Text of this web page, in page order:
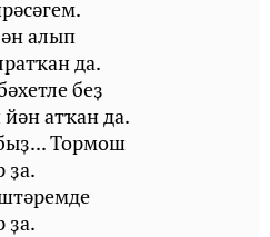
алып
да.
беҙ
атҡан да.
Тормош
ҙа.
ҙа.